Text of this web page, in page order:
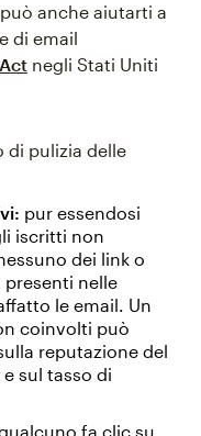
anche aiutarti a
di email
negli Stati Uniti
di pulizia delle
pur essendosi
iscritti non
dei link o
nelle
le email. Un
coinvolti può
reputazione del
sul tasso di
fa clic su